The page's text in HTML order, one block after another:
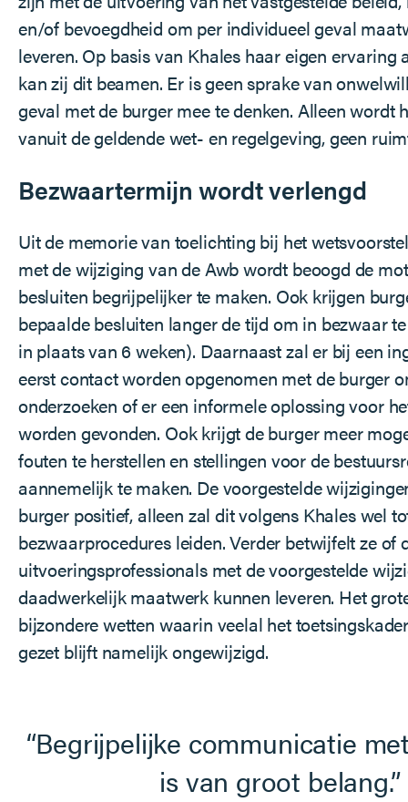
en/of bevoegdheid om per individueel geval
leveren. Op basis van Khales haar eigen ervaring
kan zij dit beamen. Er is geen sprake van
geval met de burger mee te denken. Alleen wordt
vanuit de geldende wet- en regelgeving, geen
Bezwaartermijn wordt verlengd
Uit de memorie van toelichting bij het
met de wijziging van de Awb wordt beoogd de
besluiten begrijpelijker te maken. Ook krijgen
bepaalde besluiten langer de tijd om in bezwaar
in plaats van 6 weken). Daarnaast zal er bij een
eerst contact worden opgenomen met de burger
onderzoeken of er een informele oplossing voor
worden gevonden. Ook krijgt de burger meer
fouten te herstellen en stellingen voor de
aannemelijk te maken. De voorgestelde
burger positief, alleen zal dit volgens Khales wel
bezwaarprocedures leiden. Verder betwijfelt ze of
uitvoeringsprofessionals met de voorgestelde
daadwerkelijk maatwerk kunnen leveren. Het
bijzondere wetten waarin veelal het
gezet blijft namelijk ongewijzigd.
Begrijpelijke communicatie
is van groot belang.